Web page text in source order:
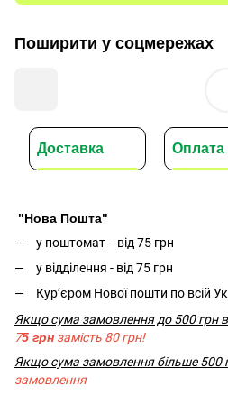
Поширити у соцмережах
Доставка Оплата
"Нова Пошта"
у поштомат - від 75 грн
у відділення - від 75 грн
Кур’єром Нової пошти по всій
Якщо сума замовлення до 500 грн
75 грн замість 80 грн!
Якщо сума замовлення більше 500
замовлення